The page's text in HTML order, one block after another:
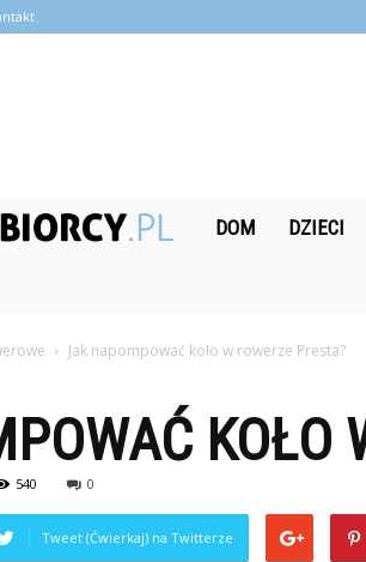
Nagrodobiorcy.pl
DOM DZIECI
Jak napompować koło w rowerze Presta?
KOŁO
540 0
Tweet (Ćwierkaj) na Twitterze